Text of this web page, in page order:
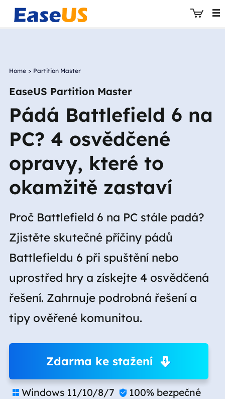
Home > Partition Master
EaseUS Partition Master
Pádá Battlefield 6 na
PC? 4 osvědčené
opravy, které to
okamžitě zastaví
Proč Battlefield 6 na PC stále padá?
Zjistěte skutečné příčiny pádů
Battlefieldu 6 při spuštění nebo
uprostřed hry a získejte 4 osvědčená
řešení. Zahrnuje podrobná řešení a
tipy ověřené komunitou.
Zdarma ke stažení
 Windows 11/10/8/7  100% bezpečné